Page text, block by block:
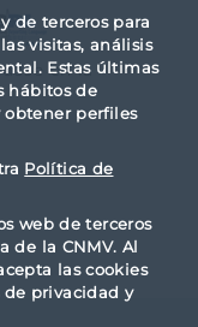
de terceros para
visitas, análisis
Estas últimas
hábitos de
obtener perfiles
Política de
web de terceros
de la CNMV. Al
las cookies
de privacidad y
en la